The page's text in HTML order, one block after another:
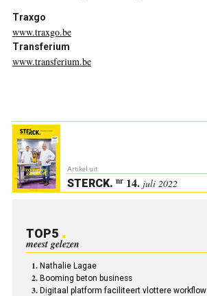
Traxgo
www.traxgo.be
Transferium
www.transferium.be
Artikel uit:
STERCK. nr14. juli 2022
TOP5
meest gelezen
Nathalie Lagae
Booming beton business
Digitaal platform faciliteert vlottere workflow